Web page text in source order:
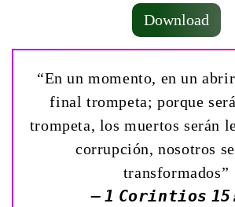
Download
“En un momento, en un
final trompeta; porque
trompeta, los muertos serán
corrupción, nosotros
transformados”
— 1 Corintios